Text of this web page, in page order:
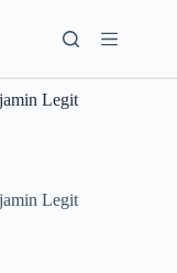
Legit
Legit